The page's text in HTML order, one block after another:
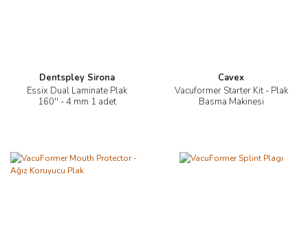
Dentspley Sirona
Essix Dual Laminate Plak
160'' - 4 mm 1 adet
Cavex
Vacuformer Starter Kit - Plak
Basma Makinesi